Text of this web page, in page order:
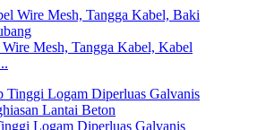
Mesh, Tangga Kabel, Kabel
Logam Diperluas Galvanis